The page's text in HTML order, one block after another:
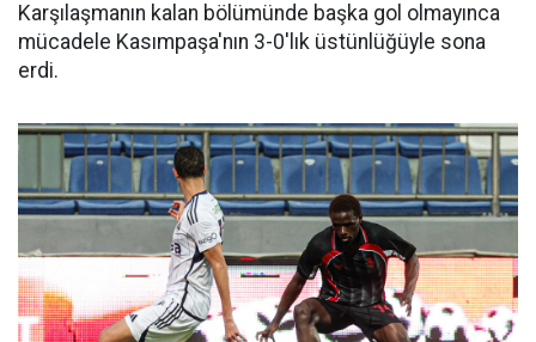
Karşılaşmanın kalan bölümünde başka gol olmayınca
mücadele Kasımpaşa'nın 3-0'lık üstünlüğüyle sona
erdi.